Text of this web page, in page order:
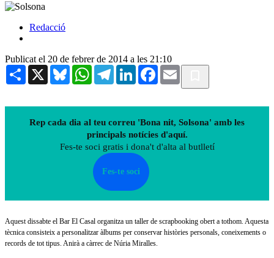
Redacció
Publicat el 20 de febrer de 2014 a les 21:10
Share X BlueskyWhatsAppTelegramLinkedInFacebook
Email
Rep cada dia al teu correu 'Bona nit, Solsona' amb les
principals notícies d'aquí.
Fes-te soci gratis i dona't d'alta al butlletí
Fes-te soci
Aquest dissabte el Bar El Casal organitza un taller de scrapbooking obert a tothom. Aquesta
tècnica consisteix a personalitzar àlbums per conservar històries personals, coneixements o
records de tot tipus. Anirà a càrrec de Núria Miralles.